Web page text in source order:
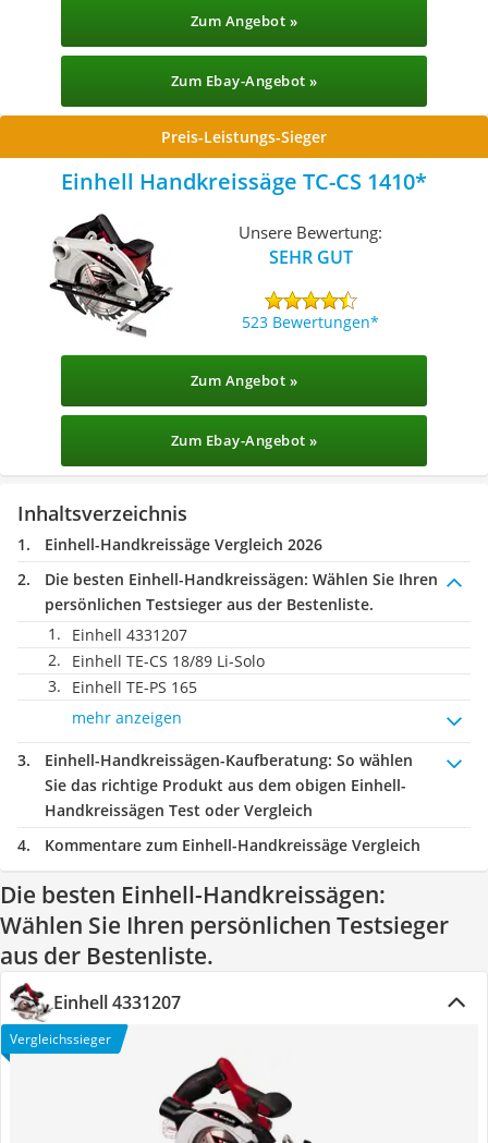
Zum Angebot »
Zum Ebay-Angebot »
Preis-Leistungs-Sieger
Einhell Handkreissäge TC-CS 1410
Unsere Bewertung:
SEHR GUT
523 Bewertungen
Zum Angebot »
Zum Ebay-Angebot »
Inhaltsverzeichnis
Einhell-Handkreissäge Vergleich 2026
Die besten Einhell-Handkreissägen: Wählen Sie Ihren
persönlichen Testsieger aus der Bestenliste.
Einhell 4331207
Einhell TE-CS 18/89 Li-Solo
Einhell TE-PS 165
mehr anzeigen
Einhell-Handkreissägen-Kaufberatung: So wählen
Sie das richtige Produkt aus dem obigen Einhell-
Handkreissägen Test oder Vergleich
Kommentare zum Einhell-Handkreissäge Vergleich
Die besten Einhell-Handkreissägen:
Wählen Sie Ihren persönlichen Testsieger
aus der Bestenliste.
Einhell 4331207
Vergleichssieger